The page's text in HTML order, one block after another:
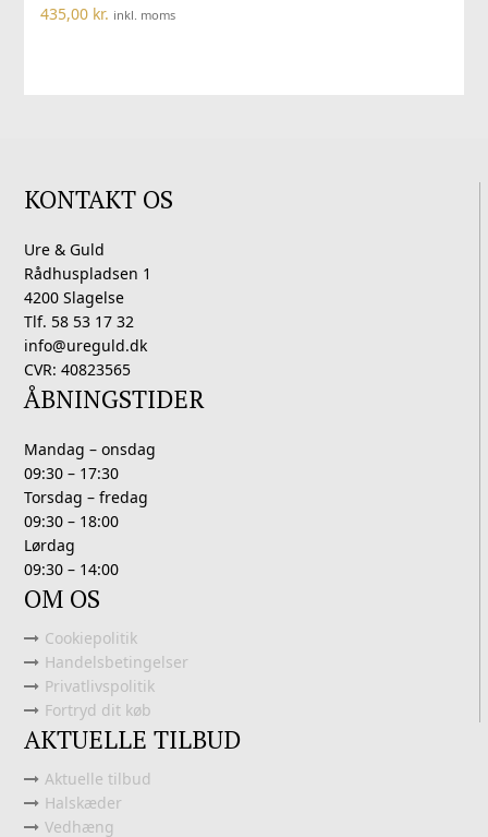
435,00 kr. inkl. moms
KONTAKT OS
Ure & Guld
Rådhuspladsen 1
4200 Slagelse
Tlf. 58 53 17 32
info@ureguld.dk
CVR: 40823565
ÅBNINGSTIDER
Mandag – onsdag
09:30 – 17:30
Torsdag – fredag
09:30 – 18:00
Lørdag
09:30 – 14:00
OM OS
Cookiepolitik
Handelsbetingelser
Privatlivspolitik
Fortryd dit køb
AKTUELLE TILBUD
Aktuelle tilbud
Halskæder
Vedhæng